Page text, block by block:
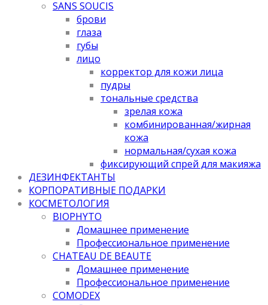
SANS SOUCIS
брови
глаза
губы
лицо
корректор для кожи лица
пудры
тональные средства
зрелая кожа
комбинированная/жирная
кожа
нормальная/cухая кожа
фиксирующий спрей для макияжа
ДЕЗИНФЕКТАНТЫ
КОРПОРАТИВНЫЕ ПОДАРКИ
КОСМЕТОЛОГИЯ
BIOPHYTO
Домашнее применение
Профессиональное применение
CHATEAU DE BEAUTE
Домашнее применение
Профессиональное применение
COMODEX